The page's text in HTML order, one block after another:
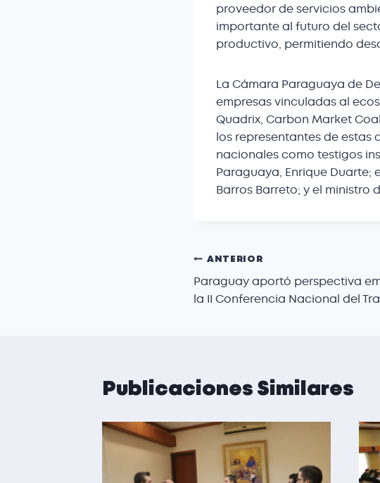
proveedor de servicios
importante al futuro del
productivo, permitiendo
La Cámara Paraguaya de
empresas vinculadas al
Quadrix, Carbon Market
los representantes de
nacionales como testigos
Paraguaya, Enrique Duarte;
Barros Barreto; y el ministro
ANTERIOR
Paraguay aportó perspectiva
la II Conferencia Nacional del
Publicaciones Similares